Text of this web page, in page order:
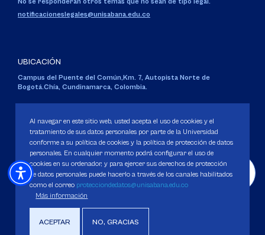
notificacioneslegales@unisabana.edu.co
UBICACIÓN
Campus del Puente del Común,Km. 7, Autopista Norte de
Bogotá.Chía, Cundinamarca, Colombia.
Personería Jurídica:Resolución 130 del 14 de enero de 1980.
Ministerio de Educación Nacional.
Política de Protección de datos
Derechos Pecuniarios
Al navegar en este sitio web, usted acepta el uso de cookies y el
tratamiento de sus datos personales por parte de la Universidad
conforme a su política de cookies y la política de protección de datos
personales. En cualquier momento podrá configurar el uso de
cookies en su ordenador, y para ejercer sus derechos de protección
de datos personales puede hacerlo a través de los canales habilitados
como el correo protecciondedatos@unisabana.edu.co
Más información
ACEPTAR NO, GRACIAS